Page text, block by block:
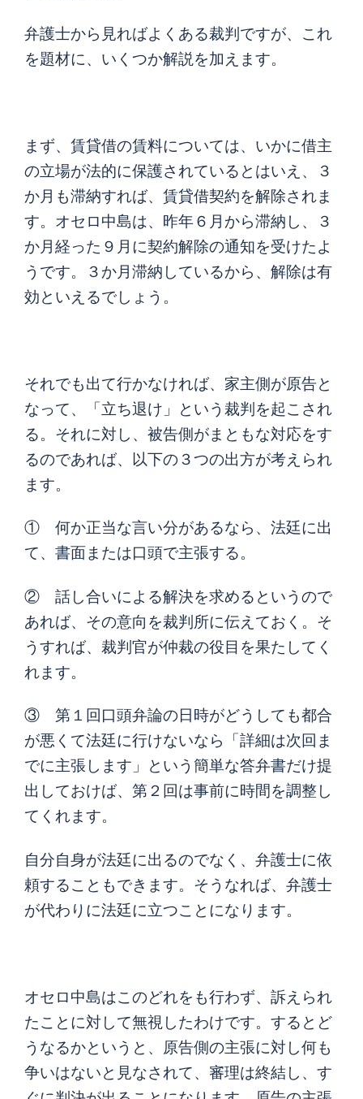
弁護士から見ればよくある裁判ですが、これ
を題材に、いくつか解説を加えます。
まず、賃貸借の賃料については、いかに借主
の立場が法的に保護されているとはいえ、３
か月も滞納すれば、賃貸借契約を解除されま
す。オセロ中島は、昨年６月から滞納し、３
か月経った９月に契約解除の通知を受けたよ
うです。３か月滞納しているから、解除は有
効といえるでしょう。
それでも出て行かなければ、家主側が原告と
なって、「立ち退け」という裁判を起こされ
る。それに対し、被告側がまともな対応をす
るのであれば、以下の３つの出方が考えられ
ます。
① 何か正当な言い分があるなら、法廷に出
て、書面または口頭で主張する。
② 話し合いによる解決を求めるというので
あれば、その意向を裁判所に伝えておく。そ
うすれば、裁判官が仲裁の役目を果たしてく
れます。
③ 第１回口頭弁論の日時がどうしても都合
が悪くて法廷に行けないなら「詳細は次回ま
でに主張します」という簡単な答弁書だけ提
出しておけば、第２回は事前に時間を調整し
てくれます。
自分自身が法廷に出るのでなく、弁護士に依
頼することもできます。そうなれば、弁護士
が代わりに法廷に立つことになります。
オセロ中島はこのどれをも行わず、訴えられ
たことに対して無視したわけです。するとど
うなるかというと、原告側の主張に対し何も
争いはないと見なされて、審理は終結し、す